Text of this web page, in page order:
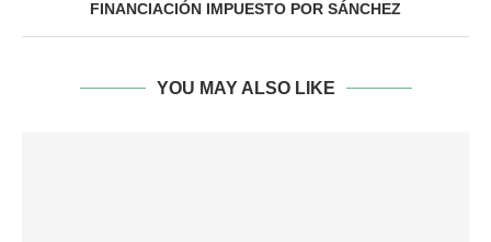
FINANCIACIÓN IMPUESTO POR SÁNCHEZ
YOU MAY ALSO LIKE